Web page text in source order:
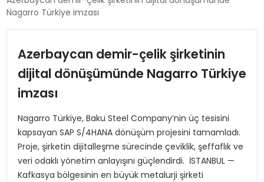
EĞITIM
GÜNDEM
SIYASET
SPOR
Nagarro Türkiye imzası
Azerbaycan demir-çelik şirketinin
dijital dönüşümünde Nagarro Türkiye
imzası
Nagarro Türkiye, Baku Steel Company’nin üç tesisini
kapsayan SAP S/4HANA dönüşüm projesini tamamladı.
Proje, şirketin dijitalleşme sürecinde çeviklik, şeffaflık ve
veri odaklı yönetim anlayışını güçlendirdi. İSTANBUL —
Kafkasya bölgesinin en büyük metalurji şirketi